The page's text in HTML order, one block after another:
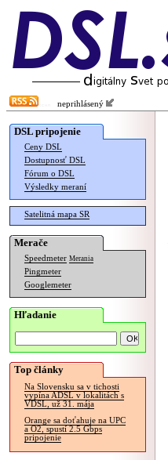
neprihlásený
DSL pripojenie
Ceny DSL
Dostupnosť DSL
Fórum o DSL
Výsledky meraní
Satelitná mapa SR
Merače
Speedmeter Merania
Pingmeter
Googlemeter
Hľadanie
Top články
Na Slovensku sa v tichosti
vypína ADSL v lokalitách s
VDSL, už 31. mája
Orange sa doťahuje na UPC
a O2, spustí 2.5 Gbps
pripojenie